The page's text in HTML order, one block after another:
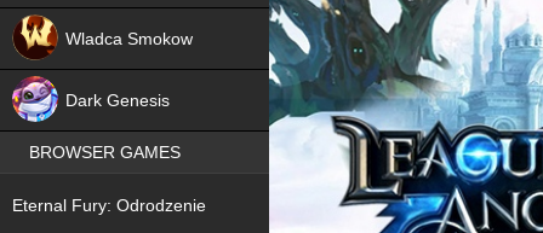
Wladca Smokow
Dark Genesis
NEW
BROWSER GAMES
Eternal Fury: Odrodzenie